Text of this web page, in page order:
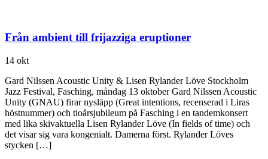
Från ambient till frijazziga eruptioner
14 okt
Gard Nilssen Acoustic Unity & Lisen Rylander Löve Stockholm
Jazz Festival, Fasching, måndag 13 oktober Gard Nilssen Acoustic
Unity (GNAU) firar nysläpp (Great intentions, recenserad i Liras
höstnummer) och tioårsjubileum på Fasching i en tandemkonsert
med lika skivaktuella Lisen Rylander Löve (In fields of time) och
det visar sig vara kongenialt. Damerna först. Rylander Löves
stycken […]